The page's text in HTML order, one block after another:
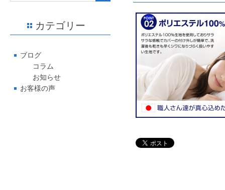
カテゴリー
ブログ
コラム
お知らせ
お客様の声